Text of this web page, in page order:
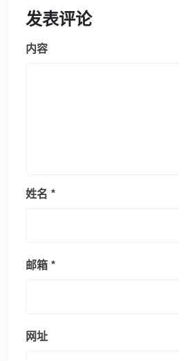
发表评论
内容
姓名 *
邮箱*
网址